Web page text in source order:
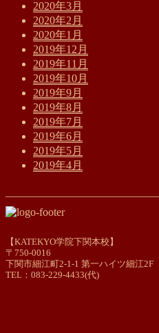
2020年3月
2020年2月
2020年1月
2019年12月
2019年11月
2019年10月
2019年9月
2019年8月
2019年7月
2019年6月
2019年5月
2019年4月
【KATEKYO学院下関本校】
〒750-0016
下関市細江町2-1-1 第一ハイツ細江2F
TEL：083-229-4433(代)